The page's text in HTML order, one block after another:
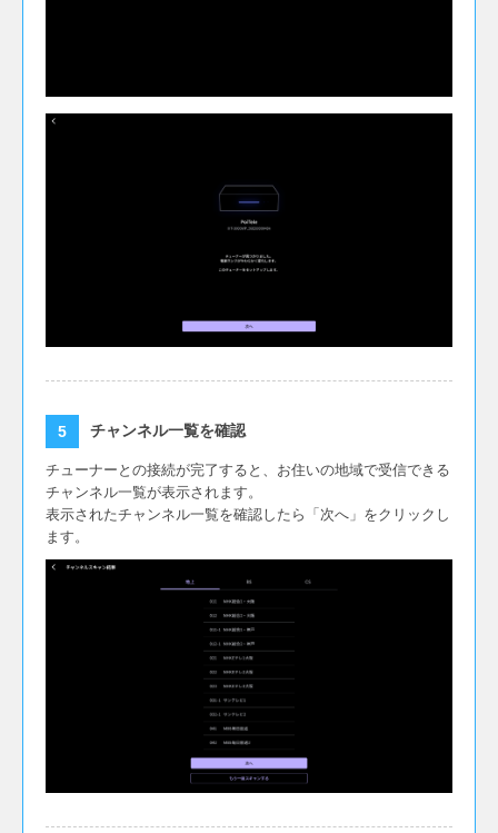
チャンネル一覧を確認
チューナーとの接続が完了すると、お住いの地域で受信できる
チャンネル一覧が表示されます。
表示されたチャンネル一覧を確認したら「次へ」をクリックし
ます。